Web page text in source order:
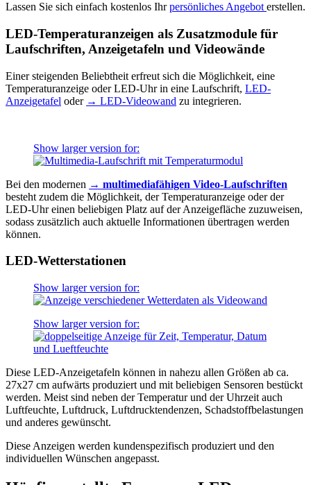
Lassen Sie sich einfach kostenlos Ihrpersönliches Angebot erstellen.
LED-Temperaturanzeigen als Zusatzmodule für
Laufschriften, Anzeigetafeln und Videowände
Einer steigenden Beliebtheit erfreut sich die Möglichkeit, eine
Temperaturanzeige oder LED-Uhr in eine Laufschrift, LED-
Anzeigetafel oder → LED-Videowand zu integrieren.
Show larger version for:
Bei den modernen → multimediafähigen Video-Laufschriften
besteht zudem die Möglichkeit, der Temperaturanzeige oder der
LED-Uhr einen beliebigen Platz auf der Anzeigefläche zuzuweisen,
sodass zusätzlich auch aktuelle Informationen übertragen werden
können.
LED-Wetterstationen
Show larger version for:
Show larger version for:
Diese LED-Anzeigetafeln können in nahezu allen Größen ab ca.
27x27 cm aufwärts produziert und mit beliebigen Sensoren bestückt
werden. Meist sind neben der Temperatur und der Uhrzeit auch
Luftfeuchte, Luftdruck, Luftdrucktendenzen, Schadstoffbelastungen
und anderes gewünscht.
Diese Anzeigen werden kundenspezifisch produziert und den
individuellen Wünschen angepasst.